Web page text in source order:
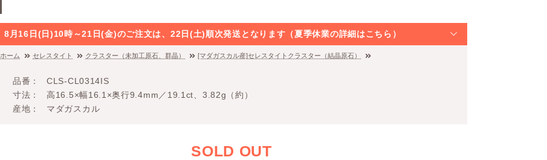
8月16日(日)10時～21日(金)のご注文は、22日(土)順次発送となります（夏季休業の詳細はこちら）
ホーム セレスタイト クラスター（未加工原石、群晶） [マダガスカル産]セレスタイトクラスター（結晶原石）
品番
CLS-CL0314IS
寸法
高16.5×幅16.1×奥行9.4mm／19.1ct、3.82g（約）
産地
マダガスカル
SOLD OUT